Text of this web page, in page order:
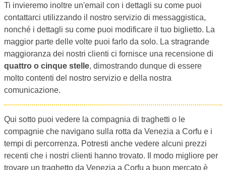
Ti invieremo inoltre un'email con i dettagli su come puoi
contattarci utilizzando il nostro servizio di messaggistica,
nonché i dettagli su come puoi modificare il tuo biglietto. La
maggior parte delle volte puoi farlo da solo. La stragrande
maggioranza dei nostri clienti ci fornisce una recensione di
quattro o cinque stelle, dimostrando dunque di essere
molto contenti del nostro servizio e della nostra
comunicazione.
Qui sotto puoi vedere la compagnia di traghetti o le
compagnie che navigano sulla rotta da Venezia a Corfu e i
tempi di percorrenza. Potresti anche vedere alcuni prezzi
recenti che i nostri clienti hanno trovato. Il modo migliore per
trovare un traghetto da Venezia a Corfu a buon mercato è